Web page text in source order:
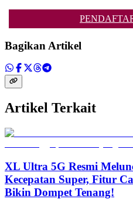
Bagikan Artikel
Artikel Terkait
XL Ultra 5G Resmi
Kecepatan Super, Fitur
Bikin Dompet Tenang!